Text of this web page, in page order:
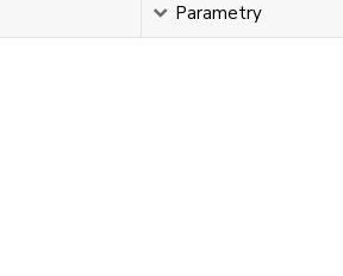
Parametry